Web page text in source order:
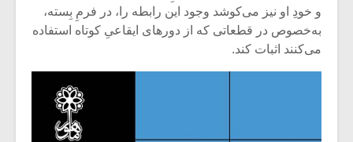
و خودِ او نیز می‌کوشد وجود این رابطه را، در فرمِ بِسته،
به‌خصوص در قطعاتی که از دورهای ایقاعیِ کوتاه استفاده
می‌کنند اثبات کند.
میکلوش روژا موریس ژار